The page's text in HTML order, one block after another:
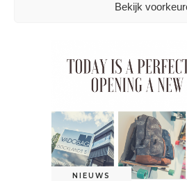
Bekijk
NIEUWS